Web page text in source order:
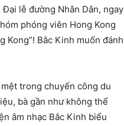
lễ đường Nhân Dân, ngay
phóng viên Hong Kong
Kong”! Bắc Kinh muốn đánh
trong chuyến công du
bà gần như không thể
âm nhạc Bắc Kinh biểu